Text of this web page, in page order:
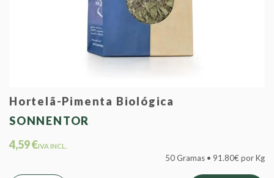
Hortelã-Pimenta Biológica
SONNENTOR
4,59 €IVA INCL.
50 Gramas • 91.80€ por Kg